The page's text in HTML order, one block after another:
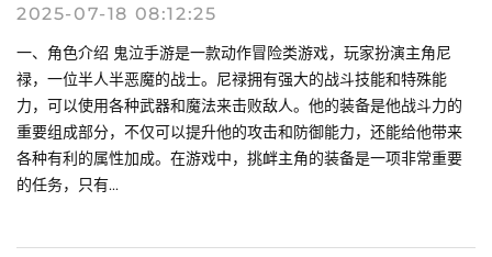
2025-07-18 08:12:25
一、角色介绍 鬼泣手游是一款动作冒险类游戏，玩家扮演主角尼
禄，一位半人半恶魔的战士。尼禄拥有强大的战斗技能和特殊能
力，可以使用各种武器和魔法来击败敌人。他的装备是他战斗力的
重要组成部分，不仅可以提升他的攻击和防御能力，还能给他带来
各种有利的属性加成。在游戏中，挑衅主角的装备是一项非常重要
的任务，只有...